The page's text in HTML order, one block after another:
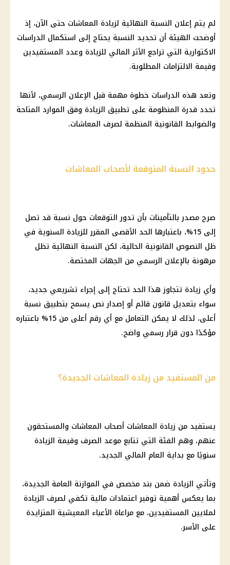
لم يتم إعلان النسبة النهائية لزيادة المعاشات حتى الآن، إذ
أوضحت الهيئة أن تحديد النسبة يحتاج إلى استكمال الدراسات
الاكتوارية التي تراجع الأثر المالي للزيادة وعدد المستفيدين
وقيمة الالتزامات المطلوبة.
وتعد هذه الدراسات خطوة مهمة قبل الإعلان الرسمي، لأنها
تحدد قدرة المنظومة على تطبيق الزيادة وفق الموارد المتاحة
والضوابط القانونية المنظمة لصرف المعاشات.
حدود النسبة المتوقعة لأصحاب المعاشات
صرح مصدر بالتأمينات بأن تدور التوقعات حول نسبة قد تصل
إلى 15%، باعتبارها الحد الأقصى المقرر للزيادة السنوية في
ظل النصوص القانونية الحالية، لكن النسبة النهائية تظل
مرهونة بالإعلان الرسمي من الجهات المختصة.
وأي زيادة تتجاوز هذا الحد تحتاج إلى إجراء تشريعي جديد،
سواء بتعديل قانون قائم أو إصدار نص يسمح بتطبيق نسبة
أعلى، لذلك لا يمكن التعامل مع أي رقم أعلى من 15% باعتباره
مؤكدًا دون قرار رسمي واضح.
من المستفيد من زيادة المعاشات الجديدة؟
يستفيد من زيادة المعاشات أصحاب المعاشات والمستحقون
عنهم، وهم الفئة التي تتابع موعد الصرف وقيمة الزيادة
سنويًا مع بداية العام المالي الجديد.
وتأتي الزيادة ضمن بند مخصص في الموازنة العامة الجديدة،
بما يعكس أهمية توفير اعتمادات مالية تكفي لصرف الزيادة
لملايين المستفيدين، مع مراعاة الأعباء المعيشية المتزايدة
على الأسر.